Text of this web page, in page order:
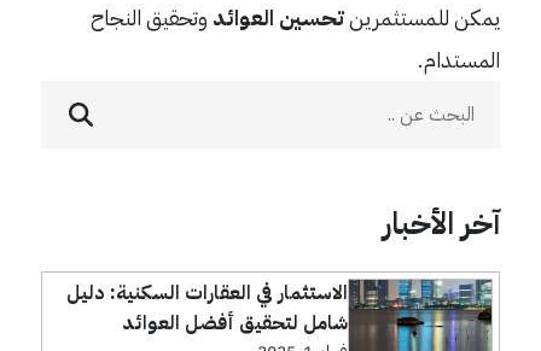
يمكن للمستثمرينتحسين العوائد وتحقيق النجاح
المستدام.
آخر الأخبار
الاستثمار في العقارات السكنية: دليل
شامل لتحقيق أفضل العوائد